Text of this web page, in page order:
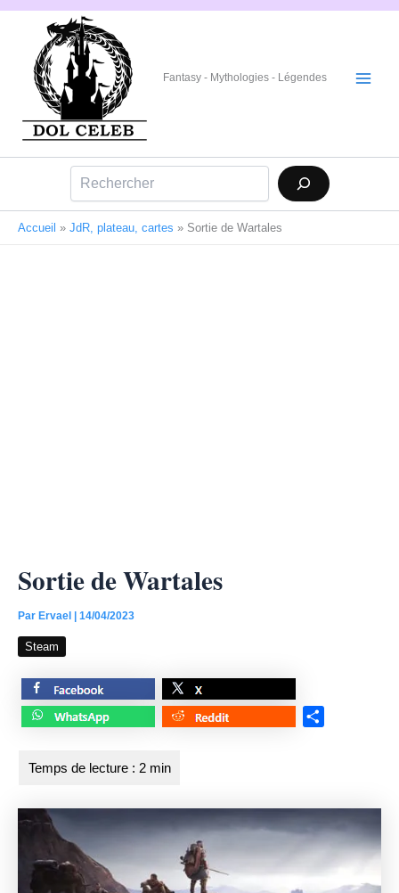
Aller
Fantasy - Mythologies - Légendes
Accueil » JdR, plateau, cartes » Sortie de Wartales
Sortie de Wartales
Par Ervael | 14/04/2023
Steam